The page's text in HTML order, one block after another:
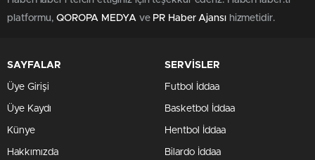
platformu, QOROPA MEDYAve PR Haber Ajansıhizmetidir.
SAYFALAR
Üye Girişi
Üye Kaydı
Künye
Hakkımızda
SERVİSLER
Futbol İddaa
Basketbol İddaa
Hentbol İddaa
Bilardo İddaa